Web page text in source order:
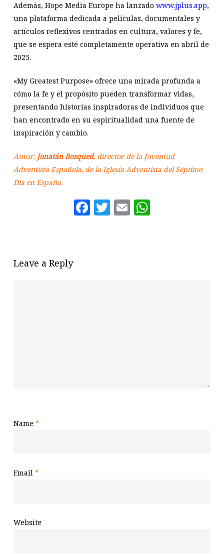
Además, Hope Media Europe ha lanzado www.jplus.app,
una plataforma dedicada a películas, documentales y
artículos reflexivos centrados en cultura, valores y fe,
que se espera esté completamente operativa en abril de
2025. ​
«My Greatest Purpose» ofrece una mirada profunda a
cómo la fe y el propósito pueden transformar vidas,
presentando historias inspiradoras de individuos que
han encontrado en su espiritualidad una fuente de
inspiración y cambio.
Autor: Jonatán Bosqued, director de la Juventud
Adventista Española, de la Iglesia Adventista del Séptimo
Día en España.
Facebook
Twitter
Email
Leave a Reply
Name *
Email *
Website